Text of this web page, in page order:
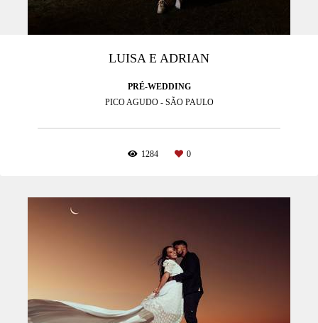
LUISA E ADRIAN
PRÉ-WEDDING
PICO AGUDO - SÃO PAULO
1284 0